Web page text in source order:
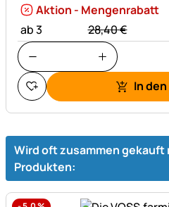
Aktion - Mengenrabatt
ab 3
statt:
28,40€
In
Wird oft zusammen gekauft
Produkten: